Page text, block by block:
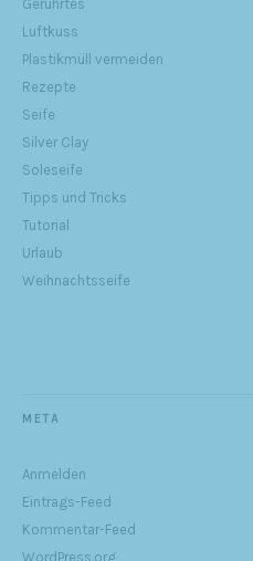
Gerührtes
Luftkuss
Plastikmüll vermeiden
Rezepte
Seife
Silver Clay
Soleseife
Tipps und Tricks
Tutorial
Urlaub
Weihnachtsseife
META
Anmelden
Eintrags-Feed
Kommentar-Feed
WordPress.org